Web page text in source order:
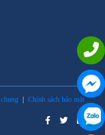
Chính sách bảo mật